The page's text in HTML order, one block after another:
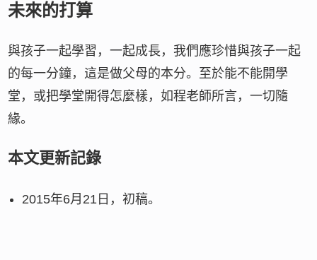
未來的打算
與孩子一起學習，一起成長，我們應珍惜與孩子一起
的每一分鐘，這是做父母的本分。至於能不能開學
堂，或把學堂開得怎麼樣，如程老師所言，一切隨
緣。
本文更新記錄
2015年6月21日，初稿。